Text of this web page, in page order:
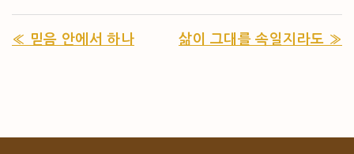
« 믿음 안에서 하나 삶이 그대를 속일지라도 »